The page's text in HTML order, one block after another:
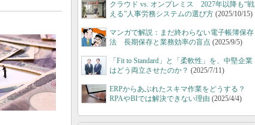
クラウド vs. オンプレミス 2027年以降も“戦
える”人事労務システムの選び方 (2025/10/15)
マンガで解説：まだ終わらない電子帳簿保存
法 長期保存と業務効率の盲点 (2025/9/5)
「Fit to Standard」と「柔軟性」を、中堅企業
はどう両立させたのか？ (2025/7/11)
ERPからあぶれたスキマ作業をどうする？
RPAやBIでは解決できない理由 (2025/4/4)